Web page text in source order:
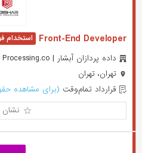
Front-End Developer
داده پردازان آبشار | Abshar Data Processing.co
تهران، تهران
قرارداد تمام‌وقت (برای مشاهده
نشان